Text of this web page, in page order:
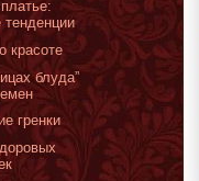
красоте
блуда”
гренки